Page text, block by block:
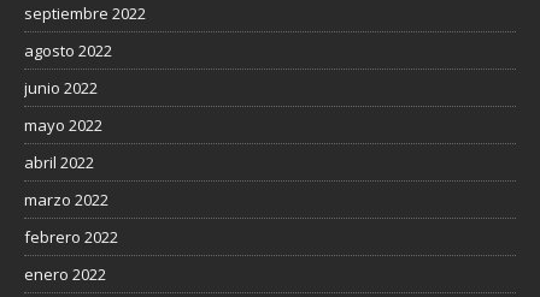
septiembre 2022
agosto 2022
junio 2022
mayo 2022
abril 2022
marzo 2022
febrero 2022
enero 2022